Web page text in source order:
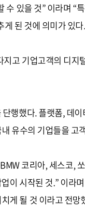
있을 것” 이라며 “
된 것에 의미가 있
고 기업고객의 디지
행했다. 플랫폼, 데
유수의 기업들을 고
코리아, 세스코,
이 시작된 것.” 이라
게 될 것 이라고 전망